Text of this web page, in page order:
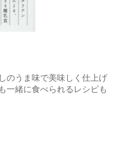
のうま味で美味しく仕上げ
一緒に食べられるレシピも